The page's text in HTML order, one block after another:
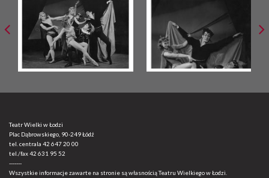
Teatr Wielki w Łodzi
Plac Dąbrowskiego, 90-249 Łódź
tel. centrala 42 647 20 00
tel./fax42 631 95 52
-------
Wszystkie informacje zawarte na stronie są własnością Teatru Wielkiego w Łodzi.